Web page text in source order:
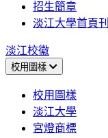
招生簡章
淡江大學首頁
淡江校徽
校用圖樣
校用圖樣
淡江大學
宮燈商標